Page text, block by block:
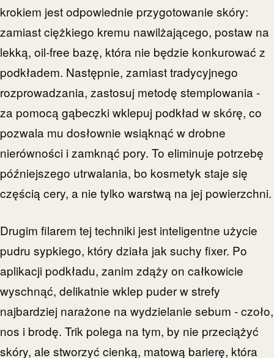
krokiem jest odpowiednie przygotowanie skóry:
zamiast ciężkiego kremu nawilżającego, postaw na
lekką, oil-free bazę, która nie będzie konkurować z
podkładem. Następnie, zamiast tradycyjnego
rozprowadzania, zastosuj metodę stemplowania -
za pomocą gąbeczki wklepuj podkład w skórę, co
pozwala mu dosłownie wsiąknąć w drobne
nierówności i zamknąć pory. To eliminuje potrzebę
późniejszego utrwalania, bo kosmetyk staje się
częścią cery, a nie tylko warstwą na jej powierzchni.
Drugim filarem tej techniki jest inteligentne użycie
pudru sypkiego, który działa jak suchy fixer. Po
aplikacji podkładu, zanim zdąży on całkowicie
wyschnąć, delikatnie wklep puder w strefy
najbardziej narażone na wydzielanie sebum - czoło,
nos i brodę. Trik polega na tym, by nie przeciążyć
skóry, ale stworzyć cienką, matową barierę, która